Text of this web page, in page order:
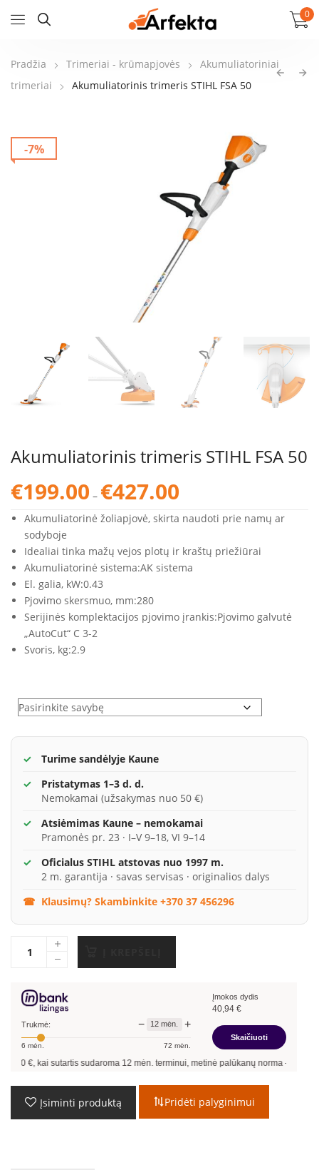
0
Pradžia Trimeriai - krūmapjovės
Akumuliatoriniai
trimeriai
Akumuliatorinis trimeris STIHL FSA 50
-7%
Akumuliatorinis trimeris STIHL FSA 50
€199.00 – €427.00
€199.00
€427.00
Akumuliatorinė žoliapjovė, skirta naudoti prie namų ar
sodyboje
Idealiai tinka mažų vejos plotų ir kraštų priežiūrai
Akumuliatorinė sistema:AK sistema
El. galia, kW:0.43
Pjovimo skersmuo, mm:280
Serijinės komplektacijos pjovimo įrankis:Pjovimo galvutė
„AutoCut“ C 3-2
Svoris, kg:2.9
Turime sandėlyje Kaune
Pristatymas 1–3 d. d.
Nemokamai (užsakymas nuo 50 €)
Atsiėmimas Kaune – nemokamai
Pramonės pr. 23 · I–V 9–18, VI 9–14
Oficialus STIHL atstovas nuo 1997 m.
2 m. garantija · savas servisas · originalios dalys
Klausimų? Skambinkite +370 37 456296
Trukmė: − 12 mėn. +
6 mėn. 72 mėn.
Įmokos dydis
40,94 €
Skaičiuoti
sudaroma12mėn. terminui, metinė palūkanų norma –13,90%, sutarties
Įsiminti produktą Pridėti palyginimui